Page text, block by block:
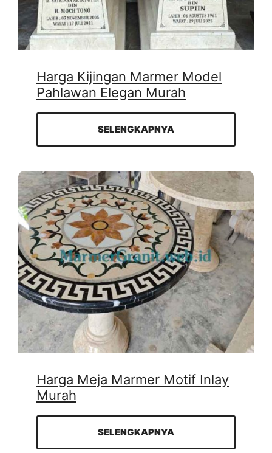
Harga Kijingan Marmer Model
Pahlawan Elegan Murah
SELENGKAPNYA
Harga Meja Marmer Motif Inlay
Murah
SELENGKAPNYA